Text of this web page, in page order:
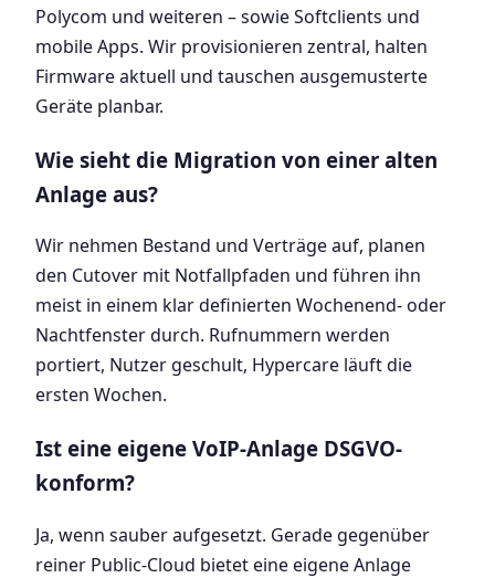
Polycom und weiteren – sowie Softclients und
mobile Apps. Wir provisionieren zentral, halten
Firmware aktuell und tauschen ausgemusterte
Geräte planbar.
Wie sieht die Migration von einer alten
Anlage aus?
Wir nehmen Bestand und Verträge auf, planen
den Cutover mit Notfallpfaden und führen ihn
meist in einem klar definierten Wochenend- oder
Nachtfenster durch. Rufnummern werden
portiert, Nutzer geschult, Hypercare läuft die
ersten Wochen.
Ist eine eigene VoIP-Anlage DSGVO-
konform?
Ja, wenn sauber aufgesetzt. Gerade gegenüber
reiner Public-Cloud bietet eine eigene Anlage